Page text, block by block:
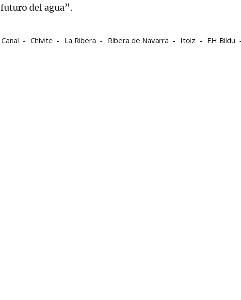
futuro del agua”.
Canal Chivite La Ribera Ribera de Navarra Itoiz
EH Bildu